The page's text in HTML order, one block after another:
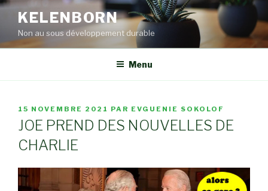
Aller
contenu
principal
KELENBORN
Non au sous développement durable
Menu
PUBLIÉ
LE
15 NOVEMBRE 2021 PAR EVGUENIE SOKOLOF
JOE PREND DES NOUVELLES DE
CHARLIE